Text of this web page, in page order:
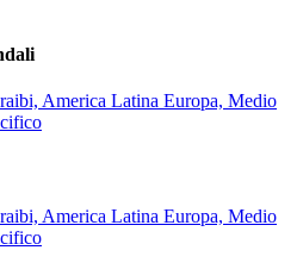
America Latina Europa, Medio
America Latina Europa, Medio